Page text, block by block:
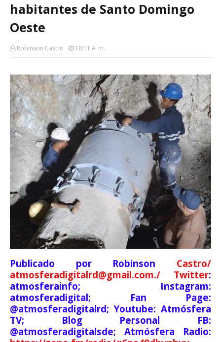
habitantes de Santo Domingo
Oeste
Robinson Castro 10:11 A. M.
Publicado por Robinson Castro/
atmosferadigitalrd@gmail.com./ Twitter:
atmosferainfo; Instagram:
atmosferadigital; Fan Page:
@atmosferadigitalrd; Youtube: Atmósfera
TV; Blog Personal FB:
@atmosferadigitalsde; Atmósfera Radio: